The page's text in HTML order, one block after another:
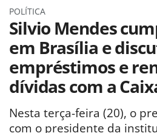
POLÍTICA
Silvio Mendes
em Brasília e
empréstimos e
dívidas com a
Nesta terça-feira (20), o
com o presidente da